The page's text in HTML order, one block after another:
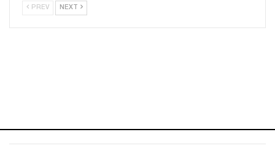
PREV NEXT